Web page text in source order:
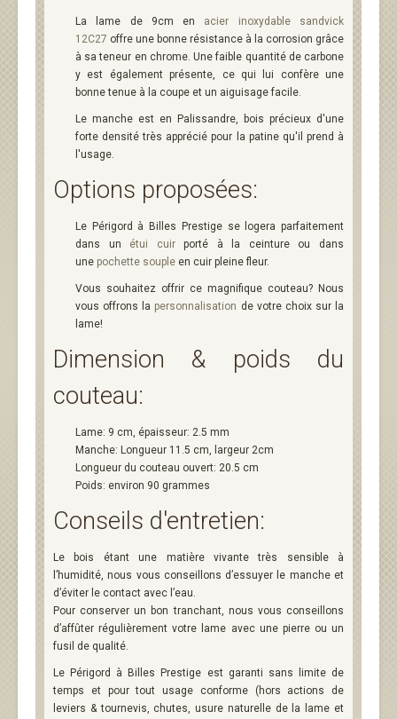
La lame de 9cm en acier inoxydable sandvick
12C27 offre une bonne résistance à la corrosion grâce
à sa teneur en chrome. Une faible quantité de carbone
y est également présente, ce qui lui confère une
bonne tenue à la coupe et un aiguisage facile.
Le manche est en Palissandre, bois précieux d'une
forte densité très apprécié pour la patine qu'il prend à
l'usage.
Options proposées:
Le Périgord à Billes Prestige se logera parfaitement
dans un étui cuirporté à la ceinture ou dans
une pochette souple en cuir pleine fleur.
Vous souhaitez offrir ce magnifique couteau? Nous
vous offrons la personnalisation de votre choix sur la
lame!
Dimension & poids du
couteau:
Lame: 9 cm, épaisseur: 2.5 mm
Manche: Longueur 11.5 cm, largeur 2cm
Longueur du couteau ouvert: 20.5 cm
Poids: environ 90 grammes
Conseils d'entretien:
Le bois étant une matière vivante très sensible à
l’humidité, nous vous conseillons d’essuyer le manche et
d’éviter le contact avec l’eau.
Pour conserver un bon tranchant, nous vous conseillons
d’affûter régulièrement votre lame avec une pierre ou un
fusil de qualité.
Le Périgord à Billes Prestige est garanti sans limite de
temps et pour tout usage conforme (hors actions de
leviers & tournevis, chutes, usure naturelle de la lame et